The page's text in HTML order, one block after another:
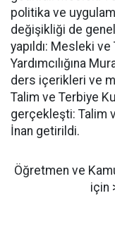
politika ve
değişikliği de genel
yapıldı: Mesleki
Yardımcılığına
ders içerikleri ve
Talim ve Terbiye
gerçekleşti: Talim
İnan getirildi.
Öğretmen ve
için